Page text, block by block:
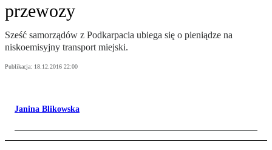
przewozy
Sześć samorządów z Podkarpacia ubiega się o pieniądze na
niskoemisyjny transport miejski.
Publikacja: 18.12.2016 22:00
Janina Blikowska